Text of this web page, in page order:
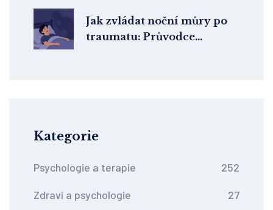
Jak zvládat noční můry po
traumatu: Průvodce
Kategorie
Psychologie a terapie 252
Zdraví a psychologie 27